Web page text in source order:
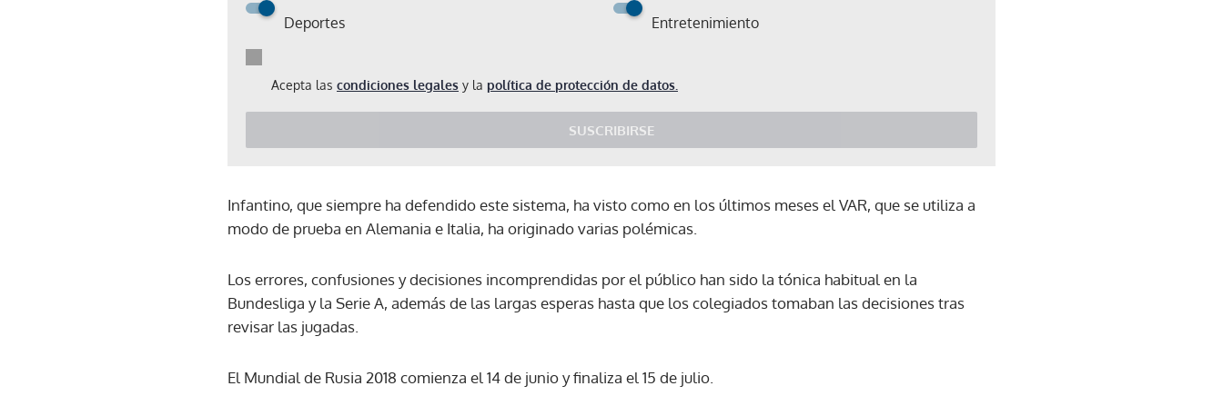
Deportes Entretenimiento
Acepta las condiciones legales y la política de protección de datos.
SUSCRIBIRSE
Infantino, que siempre ha defendido este sistema, ha visto como en los últimos meses el VAR, que se utiliza a
modo de prueba en Alemania e Italia, ha originado varias polémicas.
Los errores, confusiones y decisiones incomprendidas por el público han sido la tónica habitual en la
Bundesliga y la Serie A, además de las largas esperas hasta que los colegiados tomaban las decisiones tras
revisar las jugadas.
El Mundial de Rusia 2018 comienza el 14 de junio y finaliza el 15 de julio.